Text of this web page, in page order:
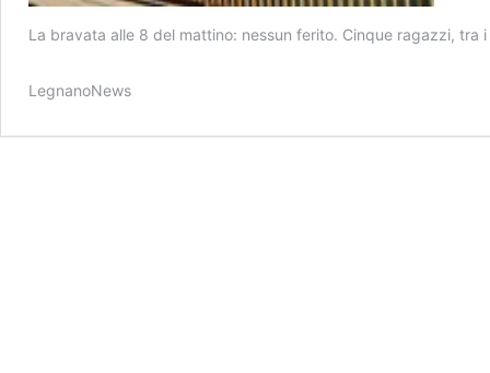
La bravata alle 8 del mattino: nessun ferito. Cinque ragazzi,
LegnanoNews